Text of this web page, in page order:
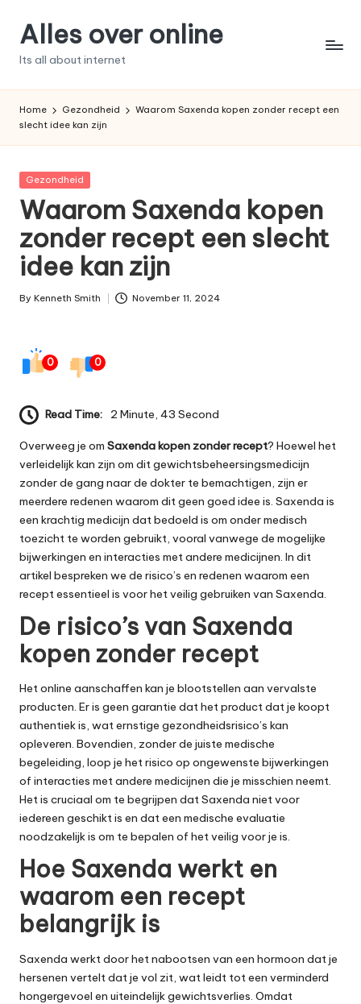
SkipAlles over online
Its all about internet
Home Gezondheid
Waarom Saxenda kopen zonder recept een
slecht idee kan zijn
Posted
Gezondheid
Waarom Saxenda kopen
zonder recept een slecht
idee kan zijn
Posted
By Kenneth Smith November 11, 2024
0 0
Read Time: 2 Minute, 43 Second
Overweeg je om Saxenda kopen zonder recept? Hoewel het
verleidelijk kan zijn om dit gewichtsbeheersingsmedicijn
zonder de gang naar de dokter te bemachtigen, zijn er
meerdere redenen waarom dit geen goed idee is. Saxenda is
een krachtig medicijn dat bedoeld is om onder medisch
toezicht te worden gebruikt, vooral vanwege de mogelijke
bijwerkingen en interacties met andere medicijnen. In dit
artikel bespreken we de risico’s en redenen waarom een
recept essentieel is voor het veilig gebruiken van Saxenda.
De risico’s van Saxenda
kopen zonder recept
Het online aanschaffen kan je blootstellen aan vervalste
producten. Er is geen garantie dat het product dat je koopt
authentiek is, wat ernstige gezondheidsrisico’s kan
opleveren. Bovendien, zonder de juiste medische
begeleiding, loop je het risico op ongewenste bijwerkingen
of interacties met andere medicijnen die je misschien neemt.
Het is cruciaal om te begrijpen dat Saxenda niet voor
iedereen geschikt is en dat een medische evaluatie
noodzakelijk is om te bepalen of het veilig voor je is.
Hoe Saxenda werkt en
waarom een recept
belangrijk is
Saxenda werkt door het nabootsen van een hormoon dat je
hersenen vertelt dat je vol zit, wat leidt tot een verminderd
hongergevoel en uiteindelijk gewichtsverlies. Omdat